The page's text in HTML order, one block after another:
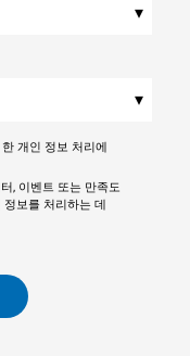
▾
▾
개인 정보 처리에
, 이벤트 또는 만족도
보를 처리하는 데